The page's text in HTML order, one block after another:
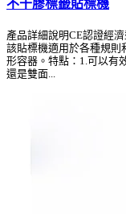
不干膠標籤貼標機
產品詳細說明CE認證經
該貼標機適用於各種規則
形容器。特點：1.可以有
還是雙面...